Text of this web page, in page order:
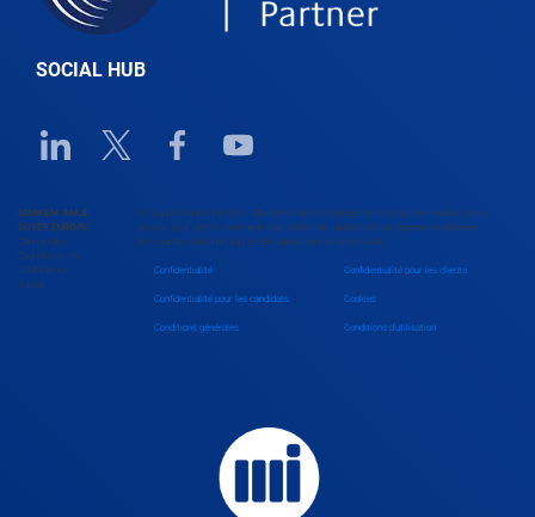
SOCIAL HUB
Linkedin URL link
Twitter URL linkFacebook URL link
Youtube URL link
MARKEM-IMAJE
DOVER EUROPE
Chemin des
Coquelicots 16
1214 Vernier
Suisse
Le Groupe Markem-Imaje (« Markem-Imaje ») respecte votre vie privée. Veuillez lire ci-
dessous pour vérifier comment nous collectons, utilisons et partageons les données
personnelles obtenues auprès des utilisateurs de ce site Web.
Confidentialité Confidentialité pour les clients
Confidentialité pour les candidats Cookies
Conditions générales Conditions d'utilisation